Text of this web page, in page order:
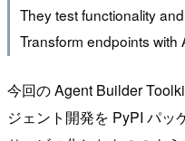
They test functionality
Transform endpoints with
今回の Agent Builder
ジェント開発を PyPI パッ